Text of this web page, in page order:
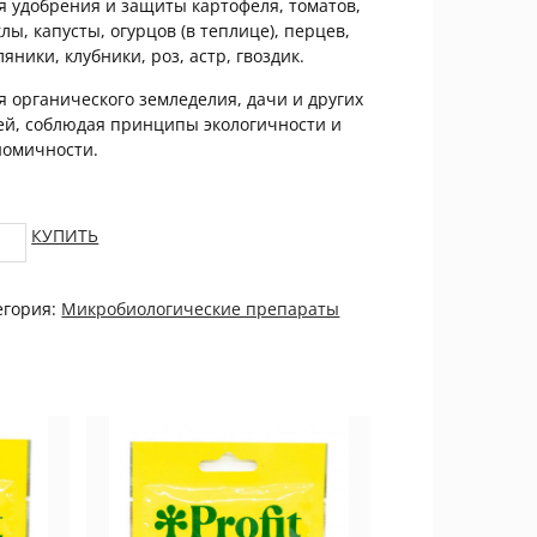
удобрения и защиты картофеля, томатов,
капусты, огурцов (в теплице), перцев,
клубники, роз, астр, гвоздик.
органического земледелия, дачи и других
соблюдая принципы экологичности и
КУПИТЬ
Микробиологические препараты